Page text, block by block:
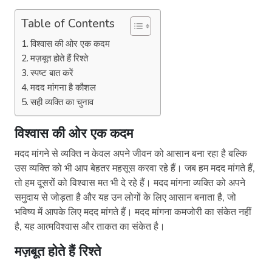
Table of Contents
विश्वास की ओर एक कदम
मज़बूत होते हैं रिश्ते
स्पष्ट बात करें
मदद मांगना है कौशल
सही व्यक्ति का चुनाव
विश्वास की ओर एक कदम
मदद मांगने से व्यक्ति न केवल अपने जीवन को आसान बना रहा है बल्कि
उस व्यक्ति को भी आप बेहतर महसूस करवा रहे हैं। जब हम मदद मांगते हैं,
तो हम दूसरों को विश्वास मत भी दे रहे हैं। मदद मांगना व्यक्ति को अपने
समुदाय से जोड़ता है और यह उन लोगों के लिए आसान बनाता है, जो
भविष्य में आपके लिए मदद मांगते हैं। मदद मांगना कमजोरी का संकेत नहीं
है, यह आत्मविश्वास और ताकत का संकेत है।
मज़बूत होते हैं रिश्ते